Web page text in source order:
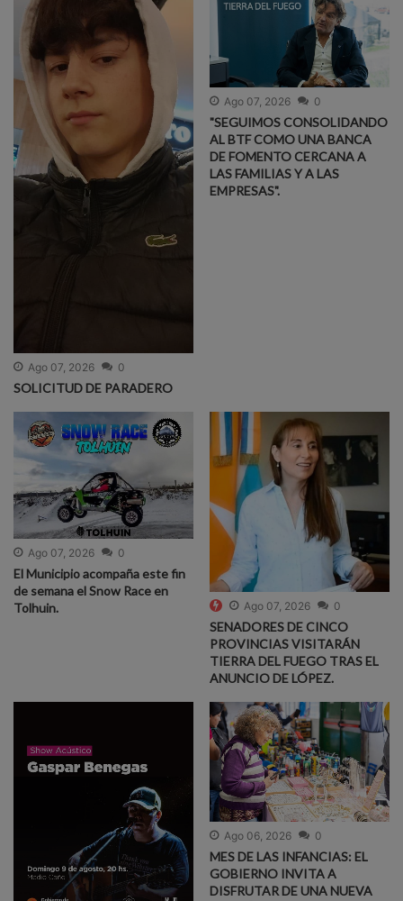
Ago 07, 2026 0
SOLICITUD DE PARADERO
Ago 07, 2026 0
"SEGUIMOS CONSOLIDANDO
AL BTF COMO UNA BANCA
DE FOMENTO CERCANA A
LAS FAMILIAS Y A LAS
EMPRESAS".
Ago 07, 2026 0
El Municipio acompaña este fin
de semana el Snow Race en
Tolhuin.
Ago 07, 2026 0
SENADORES DE CINCO
PROVINCIAS VISITARÁN
TIERRA DEL FUEGO TRAS EL
ANUNCIO DE LÓPEZ.
Ago 06, 2026 0
MES DE LAS INFANCIAS: EL
GOBIERNO INVITA A
DISFRUTAR DE UNA NUEVA